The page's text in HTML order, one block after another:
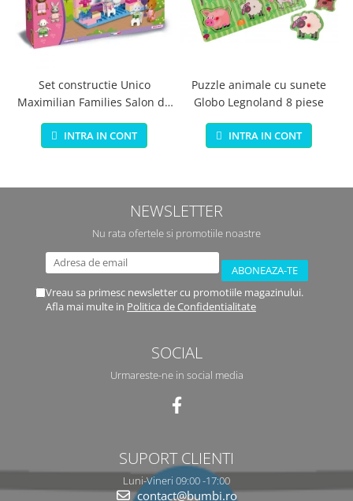
Set constructie Unico
Maximilian Families Salon de
infrumusetare 80 piese
INTRA IN CONT
Puzzle animale cu sunete
Globo Legnoland 8 piese
INTRA IN CONT
NEWSLETTER
Nu rata ofertele si promotiile noastre
Vreau sa primesc newsletter cu promotiile magazinului.
Afla mai multe in Politica de Confidentialitate
SOCIAL
Urmareste-ne in social media
SUPORT CLIENTI
Luni-Vineri 09:00 -17:00
contact@bumbi.ro